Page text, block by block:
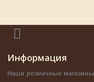
Информация
Наши розничные магазины